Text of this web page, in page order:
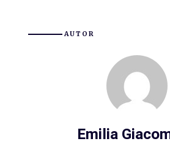
AUTOR
Emilia